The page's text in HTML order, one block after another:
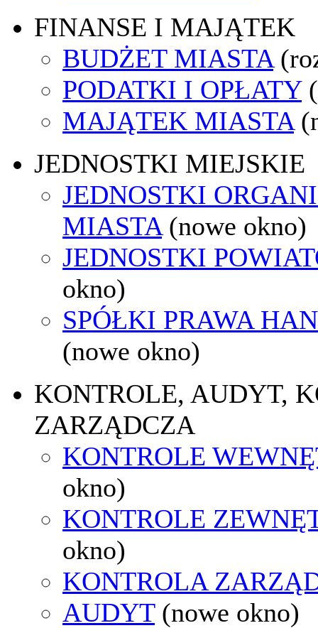
FINANSE I MAJĄTEK
BUDŻET MIASTA
PODATKI I OPŁATY
MAJĄTEK MIASTA
JEDNOSTKI MIEJSKIE
JEDNOSTKI
MIASTA (nowe okno)
JEDNOSTKI
okno)
SPÓŁKI PRAWA
(nowe okno)
KONTROLE, AUDYT,
ZARZĄDCZA
KONTROLE
okno)
KONTROLE
okno)
KONTROLA
AUDYT (nowe okno)